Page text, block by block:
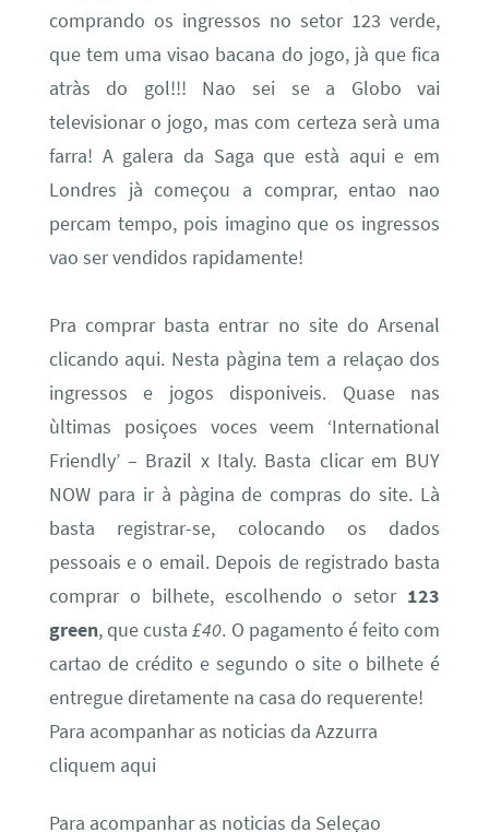
comprando os ingressos no setor 123 verde,
que tem uma visao bacana do jogo, jà que fica
atràs do gol!!! Nao sei se a Globo vai
televisionar o jogo, mas com certeza serà uma
farra! A galera da Saga que està aqui e em
Londres jà começou a comprar, entao nao
percam tempo, pois imagino que os ingressos
vao ser vendidos rapidamente!
Pra comprar basta entrar no site do Arsenal
clicando aqui. Nesta pàgina tem a relaçao dos
ingressos e jogos disponiveis. Quase nas
ùltimas posiçoes voces veem ‘International
Friendly’ – Brazil x Italy. Basta clicar em BUY
NOW para ir à pàgina de compras do site. Là
basta registrar-se, colocando os dados
pessoais e o email. Depois de registrado basta
comprar o bilhete, escolhendo o setor 123
green, que custa£40. O pagamento é feito com
cartao de crédito e segundo o site o bilhete é
entregue diretamente na casa do requerente!
Para acompanhar as noticias da Azzurra
cliquem aqui
Para acompanhar as noticias da Seleçao